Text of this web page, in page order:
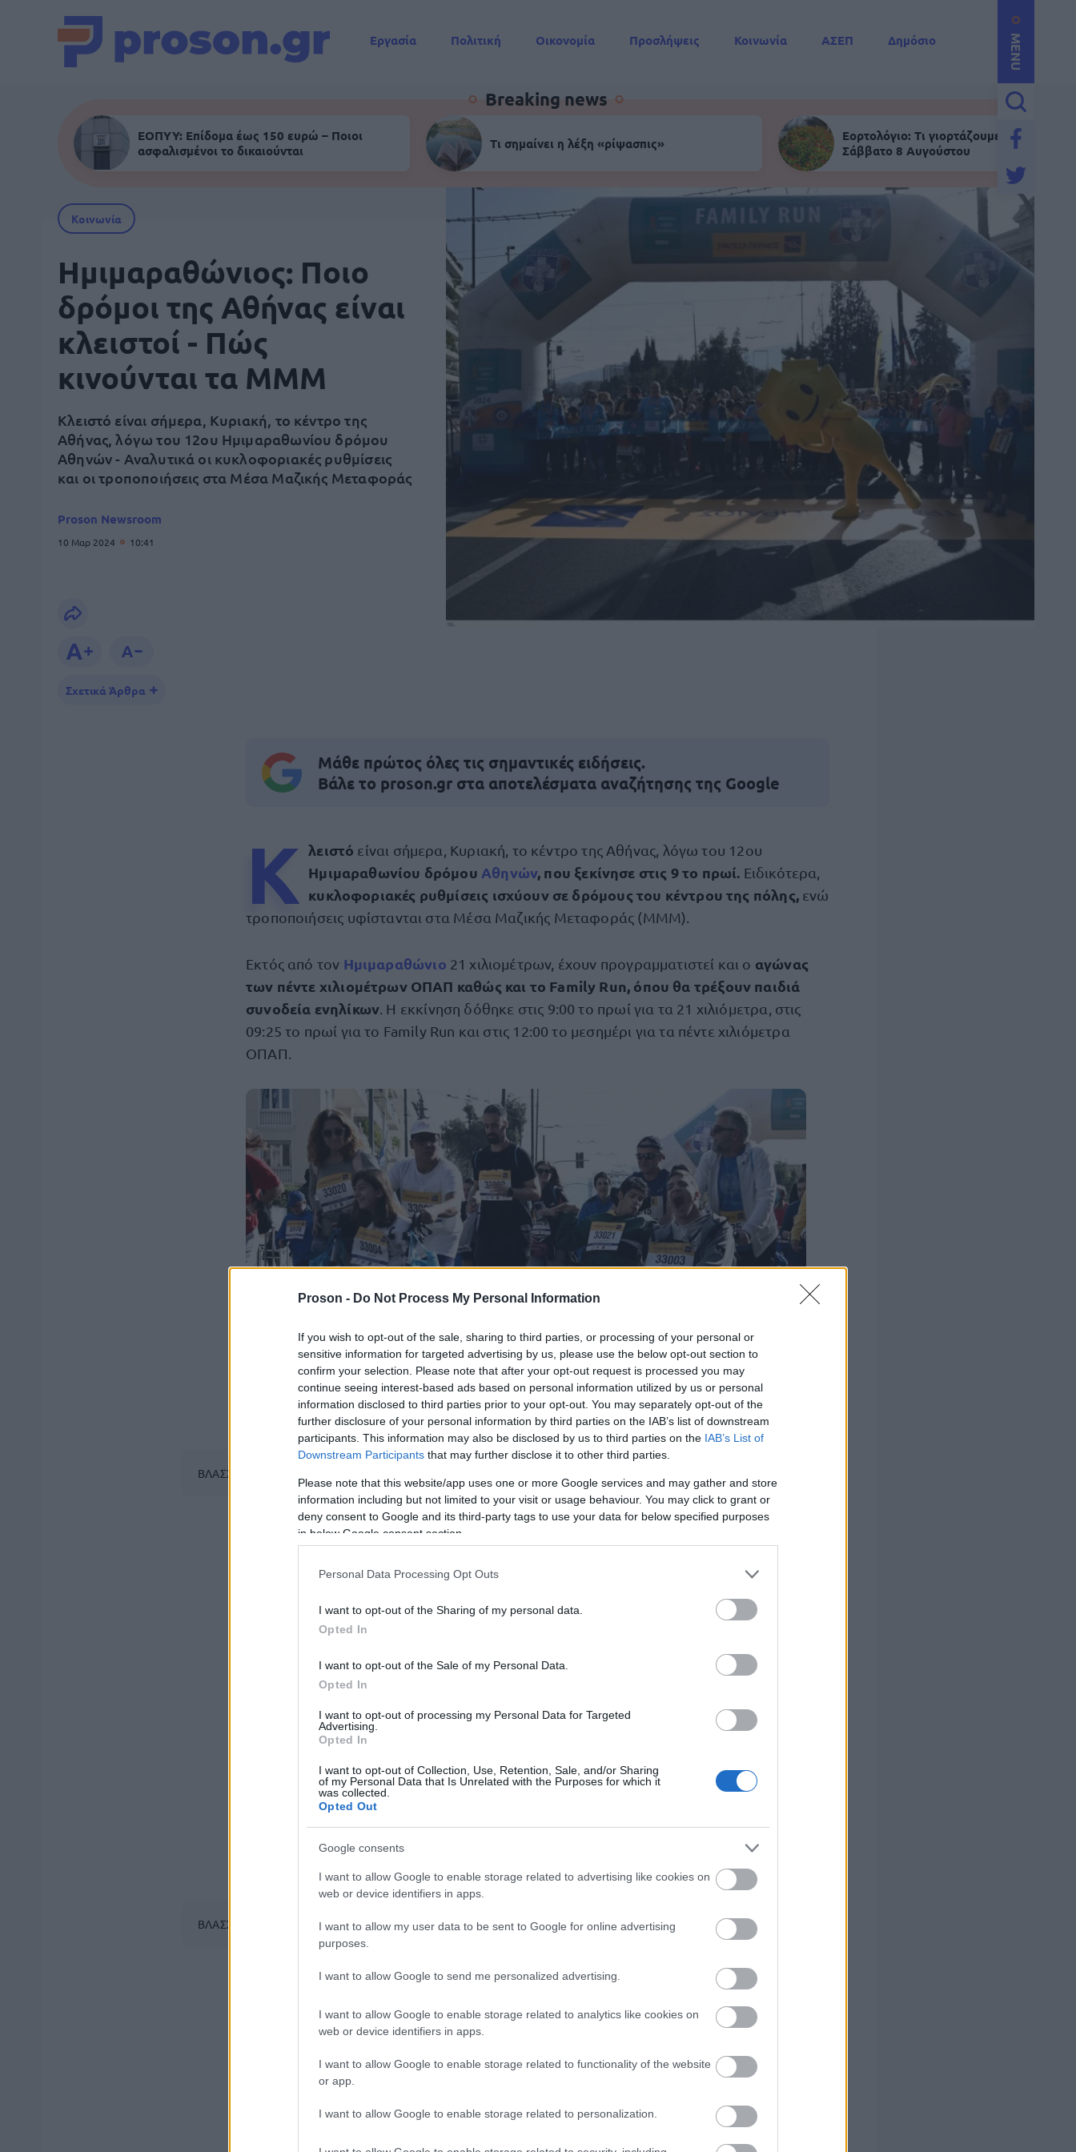
Proson - Do Not Process My Personal Information
If you wish to opt-out of the sale, sharing to third parties, or processing of your personal or
sensitive information for targeted advertising by us, please use the below opt-out section to
confirm your selection. Please note that after your opt-out request is processed you may
continue seeing interest-based ads based on personal information utilized by us or personal
information disclosed to third parties prior to your opt-out. You may separately opt-out of the
further disclosure of your personal information by third parties on the IAB’s list of downstream
participants. This information may also be disclosed by us to third parties on the IAB’s List of
Downstream Participants that may further disclose it to other third parties.
Please note that this website/app uses one or more Google services and may gather and store
information including but not limited to your visit or usage behaviour. You may click to grant or
deny consent to Google and its third-party tags to use your data for below specified purposes
in below Google consent section.
Personal Data Processing Opt Outs
I want to opt-out of the Sharing of my personal data.
Opted In
I want to opt-out of the Sale of my Personal Data.
Opted In
I want to opt-out of processing my Personal Data for Targeted
Advertising.
Opted In
I want to opt-out of Collection, Use, Retention, Sale, and/or Sharing
of my Personal Data that Is Unrelated with the Purposes for which it
was collected.
Opted Out
Google consents
I want to allow Google to enable storage related to advertising like cookies on
web or device identifiers in apps.
I want to allow my user data to be sent to Google for online advertising
purposes.
I want to allow Google to send me personalized advertising.
I want to allow Google to enable storage related to analytics like cookies on
web or device identifiers in apps.
I want to allow Google to enable storage related to functionality of the website
or app.
I want to allow Google to enable storage related to personalization.
MENU
Εργασία Πολιτική Οικονομία Προσλήψεις Κοινωνία ΑΣΕΠ
Δημόσιο
Breaking news
ΕΟΠΥΥ: Επίδομα έως 150 ευρώ – Ποιοι
ασφαλισμένοι το δικαιούνται
Τι σημαίνει η λέξη «ρίψασπις»
Εορτολόγιο: Τι γιορτάζουμε σήμερα,
Σάββατο 8 Αυγούστου
Κοινωνία
Ημιμαραθώνιος: Ποιο
δρόμοι της Αθήνας είναι
κλειστοί - Πώς
κινούνται τα ΜΜΜ
Κλειστό είναι σήμερα, Κυριακή, το κέντρο της
Αθήνας, λόγω του 12ου Ημιμαραθωνίου δρόμου
Αθηνών - Αναλυτικά οι κυκλοφοριακές ρυθμίσεις
και οι τροποποιήσεις στα Μέσα Μαζικής Μεταφοράς
Proson Newsroom
10 Μαρ 2024 10:41
Σχετικά Άρθρα
Μάθε πρώτος όλες τις σημαντικές ειδήσεις.
Βάλε το proson.gr στα αποτελέσματα αναζήτησης της Google
Κ λειστό είναι σήμερα, Κυριακή, το κέντρο της Αθήνας, λόγω του 12ου
Ημιμαραθωνίου δρόμου Αθηνών, που ξεκίνησε στις 9 το πρωί. Ειδικότερα,
κυκλοφοριακές ρυθμίσεις ισχύουν σε δρόμους του κέντρου της πόλης,ενώ
τροποποιήσεις υφίστανται στα Μέσα Μαζικής Μεταφοράς (ΜΜΜ).
Εκτός από τον Ημιμαραθώνιο 21 χιλιομέτρων, έχουν προγραμματιστεί και ο αγώνας
των πέντε χιλιομέτρων ΟΠΑΠ καθώς και το Family Run, όπου θα τρέξουν παιδιά
συνοδεία ενηλίκων . Η εκκίνηση δόθηκε στις 9:00 το πρωί για τα 21 χιλιόμετρα, στις
09:25 το πρωί για το Family Run και στις 12:00 το μεσημέρι για τα πέντε χιλιόμετρα
ΟΠΑΠ.
ΒΛΑΣΣΟΠΟΥΛΟΥ ΙΣΜΗΝΗ
ΒΛΑΣΣΟΠΟΥΛΟΥ ΙΣΜΗΝΗ
Κυκλοφοριακές ρυθμίσεις
6 το πρωί μέχρι τις 13:30 το μεσημέρι της Κυριακής, ως εξής:
Λ. Βασ. Αμαλίας και στα δύο ρεύματα κυκλοφορίας, καθώς και στις καθέτους αυτής
έως την πρώτη παράλληλη οδό στο τμήμα της μεταξύ των Λεωφόρων Βασ. Όλγας